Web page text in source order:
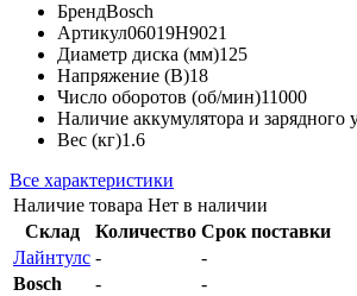
БрендBosch
Артикул06019H9021
Диаметр диска (мм)125
Напряжение (В)18
Число оборотов (об/мин)11000
Наличие аккумулятора и зарядного
Вес (кг)1.6
Все характеристики
Наличие товара Нет в наличии
Склад
Количество Срок поставки
Лайнтулс -
-
Bosch
- -